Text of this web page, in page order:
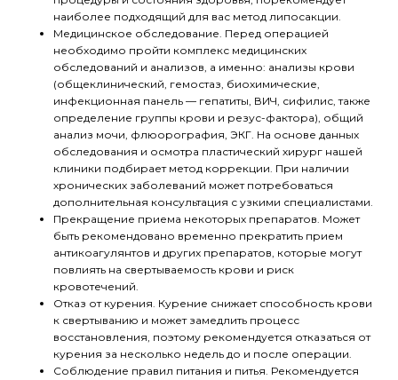
наиболее подходящий для вас метод липосакции.
Медицинское обследование. Перед операцией
необходимо пройти комплекс медицинских
обследований и анализов, а именно: анализы крови
(общеклинический, гемостаз, биохимические,
инфекционная панель — гепатиты, ВИЧ, сифилис, также
определение группы крови и резус-фактора), общий
анализ мочи, флюорография, ЭКГ. На основе данных
обследования и осмотра пластический хирург нашей
клиники подбирает метод коррекции. При наличии
хронических заболеваний может потребоваться
дополнительная консультация с узкими специалистами.
Прекращение приема некоторых препаратов. Может
быть рекомендовано временно прекратить прием
антикоагулянтов и других препаратов, которые могут
повлиять на свертываемость крови и риск
кровотечений.
Отказ от курения. Курение снижает способность крови
к свертыванию и может замедлить процесс
восстановления, поэтому рекомендуется отказаться от
курения за несколько недель до и после операции.
Соблюдение правил питания и питья. Рекомендуется